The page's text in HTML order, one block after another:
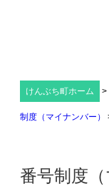
けんぶち町ホーム >
制度（マイナンバー）
番号制度（